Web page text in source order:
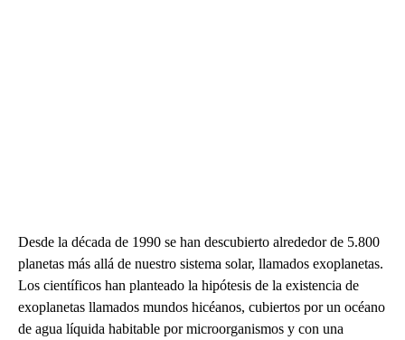
Desde la década de 1990 se han descubierto alrededor de 5.800
planetas más allá de nuestro sistema solar, llamados exoplanetas.
Los científicos han planteado la hipótesis de la existencia de
exoplanetas llamados mundos hicéanos, cubiertos por un océano
de agua líquida habitable por microorganismos y con una